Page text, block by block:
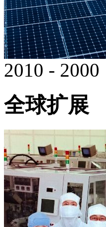
2010 - 2000
全球扩展